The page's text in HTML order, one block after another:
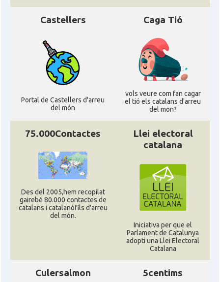
Castellers
Portal de Castellers d'arreu
del món
Caga Tió
vols veure com fan cagar
el tió els catalans d'arreu
del mon?
75.000Contactes
Des del 2005,hem recopilat
gairebé 80.000 contactes de
catalans i catalanòfils d'arreu
del món.
Llei electoral
catalana
Iniciativa per que el
Parlament de Catalunya
adopti una Llei Electoral
Catalana
Culersalmon 5centims